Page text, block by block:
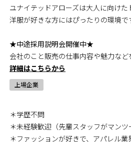
ユナイテッドアローズは大人に向け
洋服が好きな方にはぴったりの環境
★中途採用説明会開催中★
会社のこと販売の仕事内容や魅力など
詳細はこちらから
上場企業
＊学歴不問
＊未経験歓迎（先輩スタッフがマンツ
＊ファッションが好きで、アパレル